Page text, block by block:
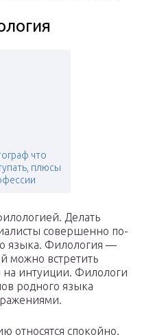
что
плюсы
Делать
совершенно по-
языка. Филология —
можно встретить
интуиции. Филологи
родного языка
относятся спокойно.